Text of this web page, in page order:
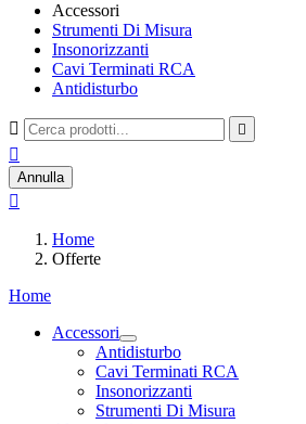
Accessori
Strumenti Di Misura
Insonorizzanti
Cavi Terminati RCA
Antidisturbo
 

Annulla

Home
Offerte
Home
Accessori
Antidisturbo
Cavi Terminati RCA
Insonorizzanti
Strumenti Di Misura